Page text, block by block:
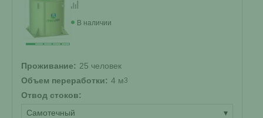
В наличии
Проживание: 25 человек
Объем переработки: 4 м3
Отвод стоков:
Самотечный
▾